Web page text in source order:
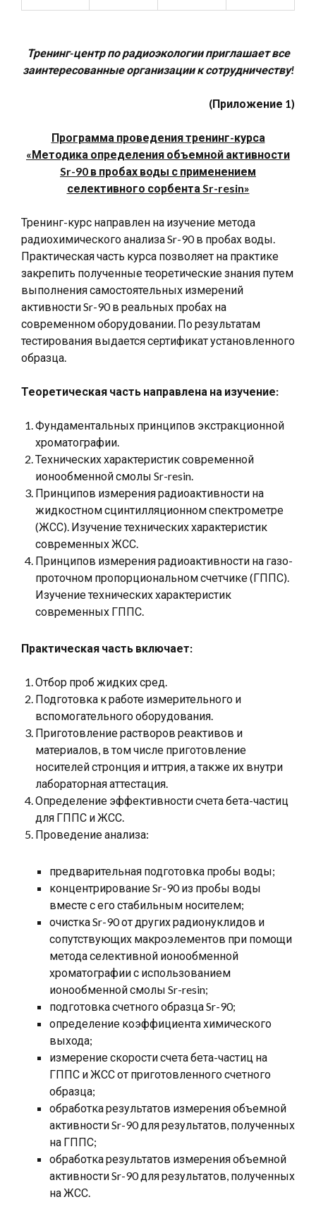
Тренинг-центр по радиоэкологии приглашает все
заинтересованные организации к сотрудничеству!
(Приложение 1)
Программа проведения тренинг-курса
«Методика определения объемной активности
Sr-90 в пробах воды с применением
селективного сорбента Sr-resin»
Тренинг-курс направлен на изучение метода
радиохимического анализа Sr-90 в пробах воды.
Практическая часть курса позволяет на практике
закрепить полученные теоретические знания путем
выполнения самостоятельных измерений
активности Sr-90 в реальных пробах на
современном оборудовании. По результатам
тестирования выдается сертификат установленного
образца.
Теоретическая часть направлена на изучение:
Фундаментальных принципов экстракционной
хроматографии.
Технических характеристик современной
ионообменной смолы Sr-resin.
Принципов измерения радиоактивности на
жидкостном сцинтилляционном спектрометре
(ЖСС). Изучение технических характеристик
современных ЖСС.
Принципов измерения радиоактивности на газо-
проточном пропорциональном счетчике (ГППС).
Изучение технических характеристик
современных ГППС.
Практическая часть включает:
Отбор проб жидких сред.
Подготовка к работе измерительного и
вспомогательного оборудования.
Приготовление растворов реактивов и
материалов, в том числе приготовление
носителей стронция и иттрия, а также их внутри
лабораторная аттестация.
Определение эффективности счета бета-частиц
для ГППС и ЖСС.
Проведение анализа:
предварительная подготовка пробы воды;
концентрирование Sr-90 из пробы воды
вместе с его стабильным носителем;
очистка Sr-90 от других радионуклидов и
сопутствующих макроэлементов при помощи
метода селективной ионообменной
хроматографии с использованием
ионообменной смолы Sr-resin;
подготовка счетного образца Sr-90;
определение коэффициента химического
выхода;
измерение скорости счета бета-частиц на
ГППС и ЖСС от приготовленного счетного
образца;
обработка результатов измерения объемной
активности Sr-90 для результатов, полученных
на ГППС;
обработка результатов измерения объемной
активности Sr-90 для результатов, полученных
на ЖСС.